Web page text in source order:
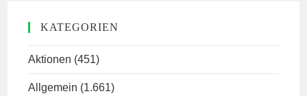
KATEGORIEN
Aktionen (451)
Allgemein (1.661)